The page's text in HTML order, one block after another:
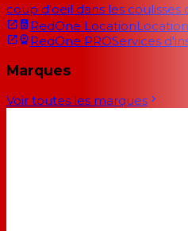
coup d'oeil dans les coulisses
RedOne Location
RedOne PROServices
Marques
Voir toutes les marques